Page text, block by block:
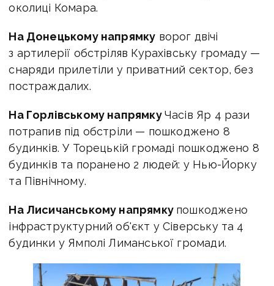
околиці Комара.
На Донецькому напрямку ворог двічі
з артилерії обстріляв Курахівську громаду —
снаряди прилетіли у приватний сектор, без
постраждалих.
На Горлівському напрямкуЧасів Яр 4 рази
потрапив під обстріли — пошкоджено 8
будинків. У Торецькій громаді пошкоджено 8
будинків та поранено 2 людей: у Нью-Йорку
та Північному.
На Лисичанському напрямку пошкоджено
інфраструктурний об'єкт у Сіверську та 4
будинки у Ямполі Лиманської громади.